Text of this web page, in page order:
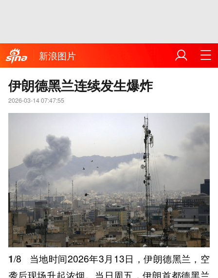
新浪图片
伊朗德黑兰连续发生爆炸
2026-03-14 07:47:55
1/8
当地时间2026年3月13日，伊朗德黑兰，空
袭后现场升起浓烟。当日周五，伊朗首都德黑兰